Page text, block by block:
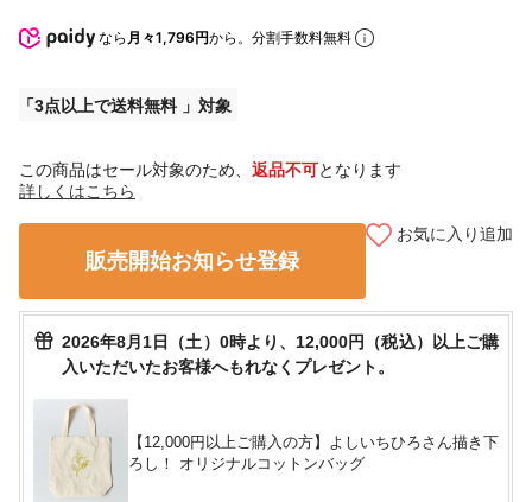
なら 月々1,796円から。分割手数料無料
3点以上で送料無料
この商品はセール対象のため、 返品不可となります
詳しくはこちら
販売開始お知らせ登録
お気に入り追加
2026年8月1日（土）0時より、12,000円（税込）以上ご購
入いただいたお客様へもれなくプレゼント。
【12,000円以上ご購入の方】よしいちひろさん描き下
ろし！ オリジナルコットンバッグ